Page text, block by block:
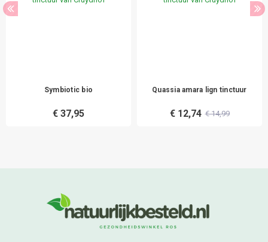
Symbiotic bio
€ 37,95
Quassia amara lign tinctuur
€ 12,74 € 14,99